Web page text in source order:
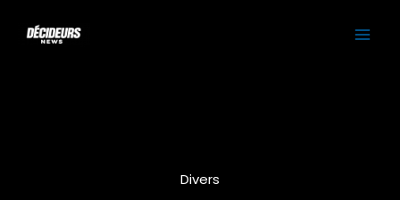
Divers